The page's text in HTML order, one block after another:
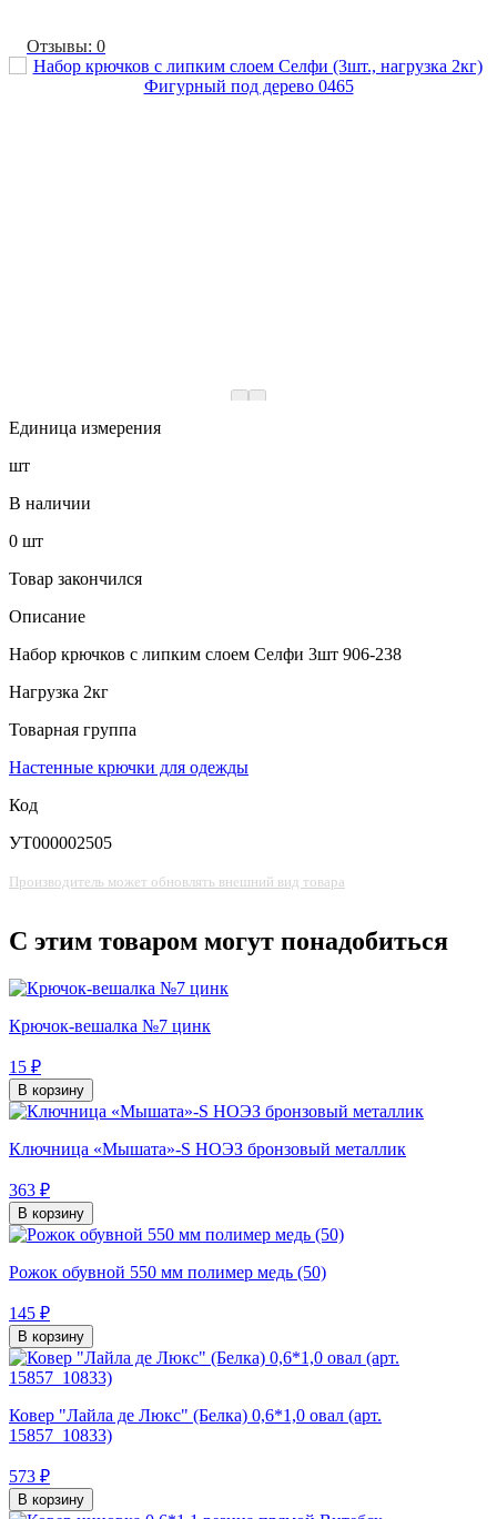
Отзывы: 0
Единица измерения
шт
В наличии
0 шт
Товар закончился
Описание
Набор крючков с липким слоем Селфи 3шт 906-238
Нагрузка 2кг
Товарная группа
Настенные крючки для одежды
Код
УТ000002505
Производитель может обновлять внешний вид товара
С этим товаром могут понадобиться
Крючок-вешалка №7 цинк
15 ₽
В корзину
Ключница «Мышата»-S НОЭЗ бронзовый металлик
363 ₽
В корзину
Рожок обувной 550 мм полимер медь (50)
145 ₽
В корзину
Ковер "Лайла де Люкс" (Белка) 0,6*1,0 овал (арт.
15857_10833)
573 ₽
В корзину